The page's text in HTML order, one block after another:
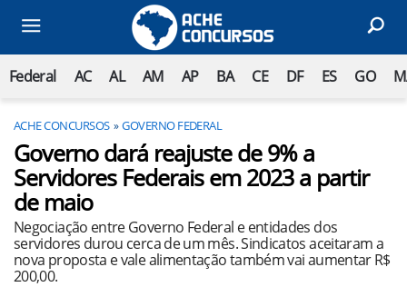
Federal AC AL AM AP BA CE DF ES GO
ACHE CONCURSOS GOVERNO FEDERAL
Governo dará reajuste de 9% a
Servidores Federais em 2023 a partir
de maio
Negociação entre Governo Federal e entidades dos
servidores durou cerca de um mês. Sindicatos aceitaram a
nova proposta e vale alimentação também vai aumentar R$
200,00.